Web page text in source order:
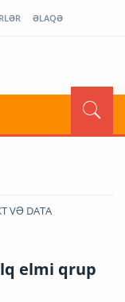
ƏLAQƏ
VƏ DATA
elmi qrup